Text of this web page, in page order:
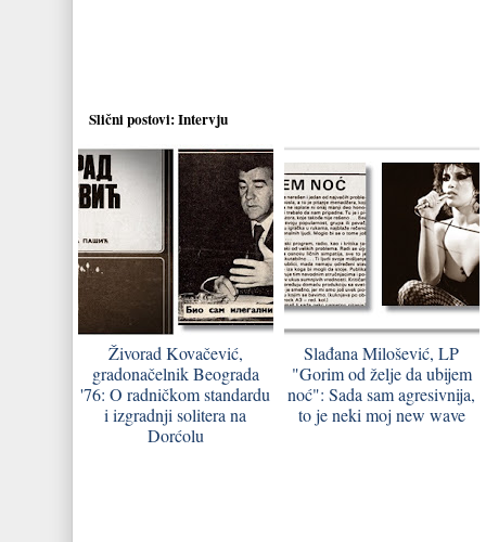
Slični postovi:Intervju
Živorad Kovačević,
gradonačelnik Beograda
'76: O radničkom standardu
i izgradnji solitera na
Dorćolu
Slađana Milošević, LP
"Gorim od želje da ubijem
noć": Sada sam agresivnija,
to je neki moj new wave